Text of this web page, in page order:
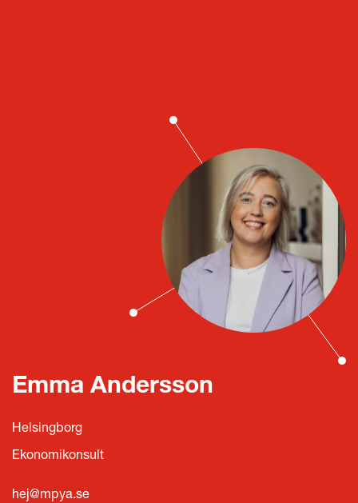
Emma Andersson
Helsingborg
Ekonomikonsult
hej@mpya.se